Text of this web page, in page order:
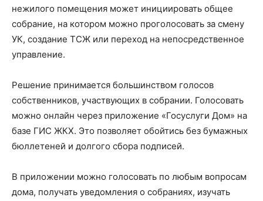
нежилого помещения может инициировать общее
собрание, на котором можно проголосовать за смену
УК, создание ТСЖ или переход на непосредственное
управление.
Решение принимается большинством голосов
собственников, участвующих в собрании. Голосовать
можно онлайн через приложение «Госуслуги Дом» на
базе ГИС ЖКХ. Это позволяет обойтись без бумажных
бюллетеней и долгого сбора подписей.
В приложении можно голосовать по любым вопросам
дома, получать уведомления о собраниях, изучать